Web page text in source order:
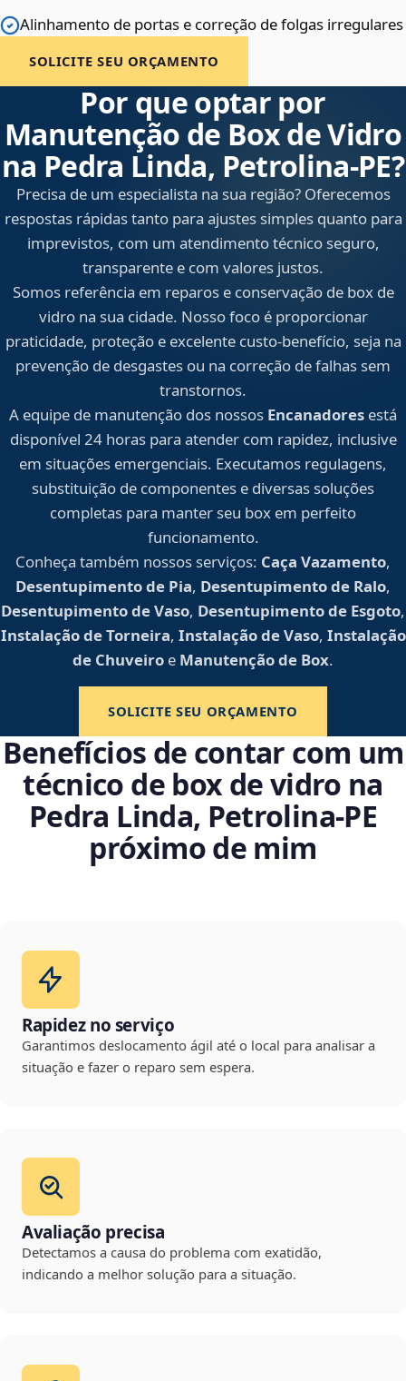
Alinhamento de portas e correção de folgas irregulares
SOLICITE SEU ORÇAMENTO
Por que optar por
Manutenção de Box de Vidro
na Pedra Linda, Petrolina‑PE?
Precisa de um especialista na sua região? Oferecemos
respostas rápidas tanto para ajustes simples quanto para
imprevistos, com um atendimento técnico seguro,
transparente e com valores justos.
Somos referência em reparos e conservação de box de
vidro na sua cidade. Nosso foco é proporcionar
praticidade, proteção e excelente custo-benefício, seja na
prevenção de desgastes ou na correção de falhas sem
transtornos.
A equipe de manutenção dos nossos Encanadores está
disponível 24 horas para atender com rapidez, inclusive
em situações emergenciais. Executamos regulagens,
substituição de componentes e diversas soluções
completas para manter seu box em perfeito
funcionamento.
Conheça também nossos serviços: Caça Vazamento,
Desentupimento de Pia, Desentupimento de Ralo,
Desentupimento de Vaso, Desentupimento de Esgoto,
Instalação de Torneira, Instalação de Vaso, Instalação
de Chuveiro e Manutenção de Box.
SOLICITE SEU ORÇAMENTO
Benefícios de contar com um
técnico de box de vidro na
Pedra Linda, Petrolina‑PE
próximo de mim
Rapidez no serviço
Garantimos deslocamento ágil até o local para analisar a
situação e fazer o reparo sem espera.
Avaliação precisa
Detectamos a causa do problema com exatidão,
indicando a melhor solução para a situação.